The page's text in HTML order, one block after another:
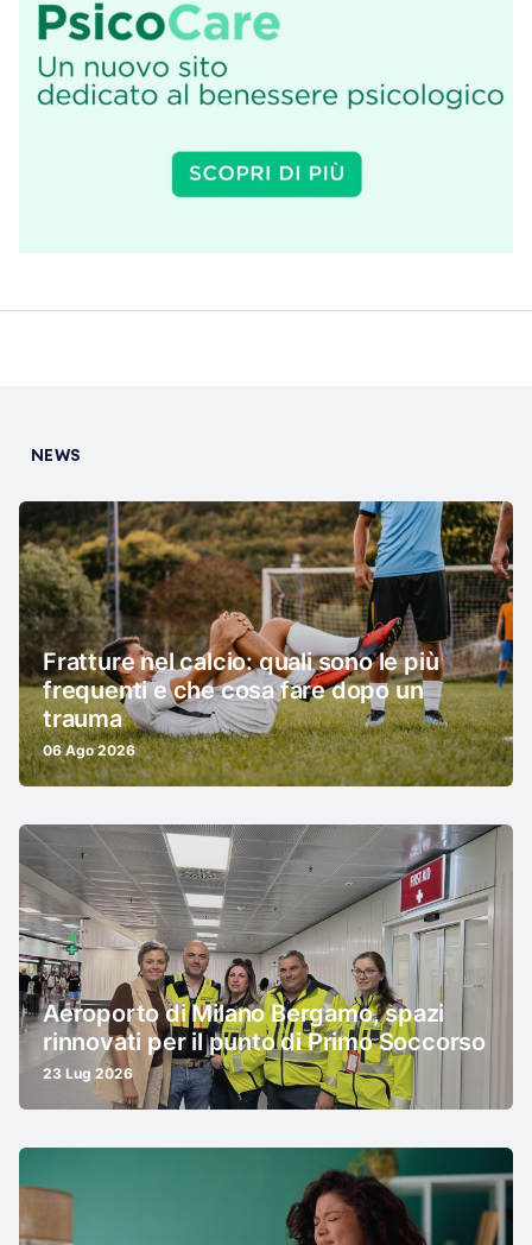
NEWS
Fratture nel calcio: quali sono le più
frequenti e che cosa fare dopo un
trauma
06 Ago 2026
Aeroporto di Milano Bergamo, spazi
rinnovati per il punto di Primo Soccorso
23 Lug 2026